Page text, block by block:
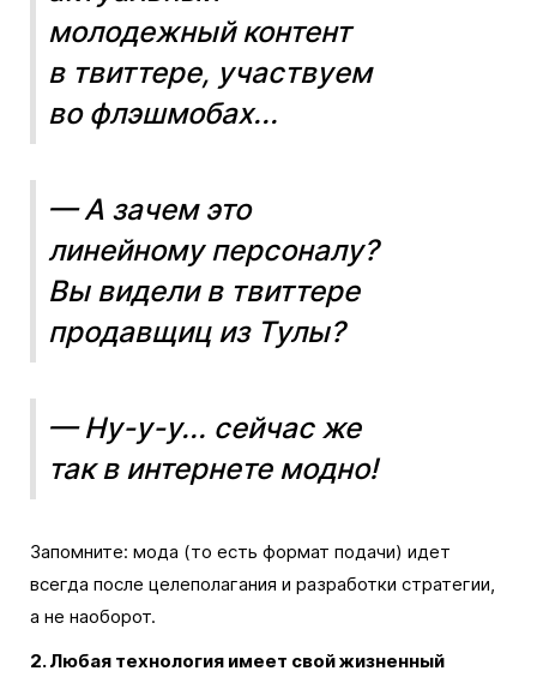
молодежный контент
в твиттере, участвуем
во флэшмобах...
— А зачем это
линейному персоналу?
Вы видели в твиттере
продавщиц из Тулы?
— Ну-у-у... сейчас же
так в интернете модно!
Запомните: мода (то есть формат подачи) идет
всегда после целеполагания и разработки стратегии,
а не наоборот.
2. Любая технология имеет свой жизненный